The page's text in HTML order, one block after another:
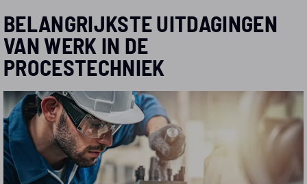
BELANGRIJKSTE UITDAGINGEN
VAN WERK IN DE
PROCESTECHNIEK